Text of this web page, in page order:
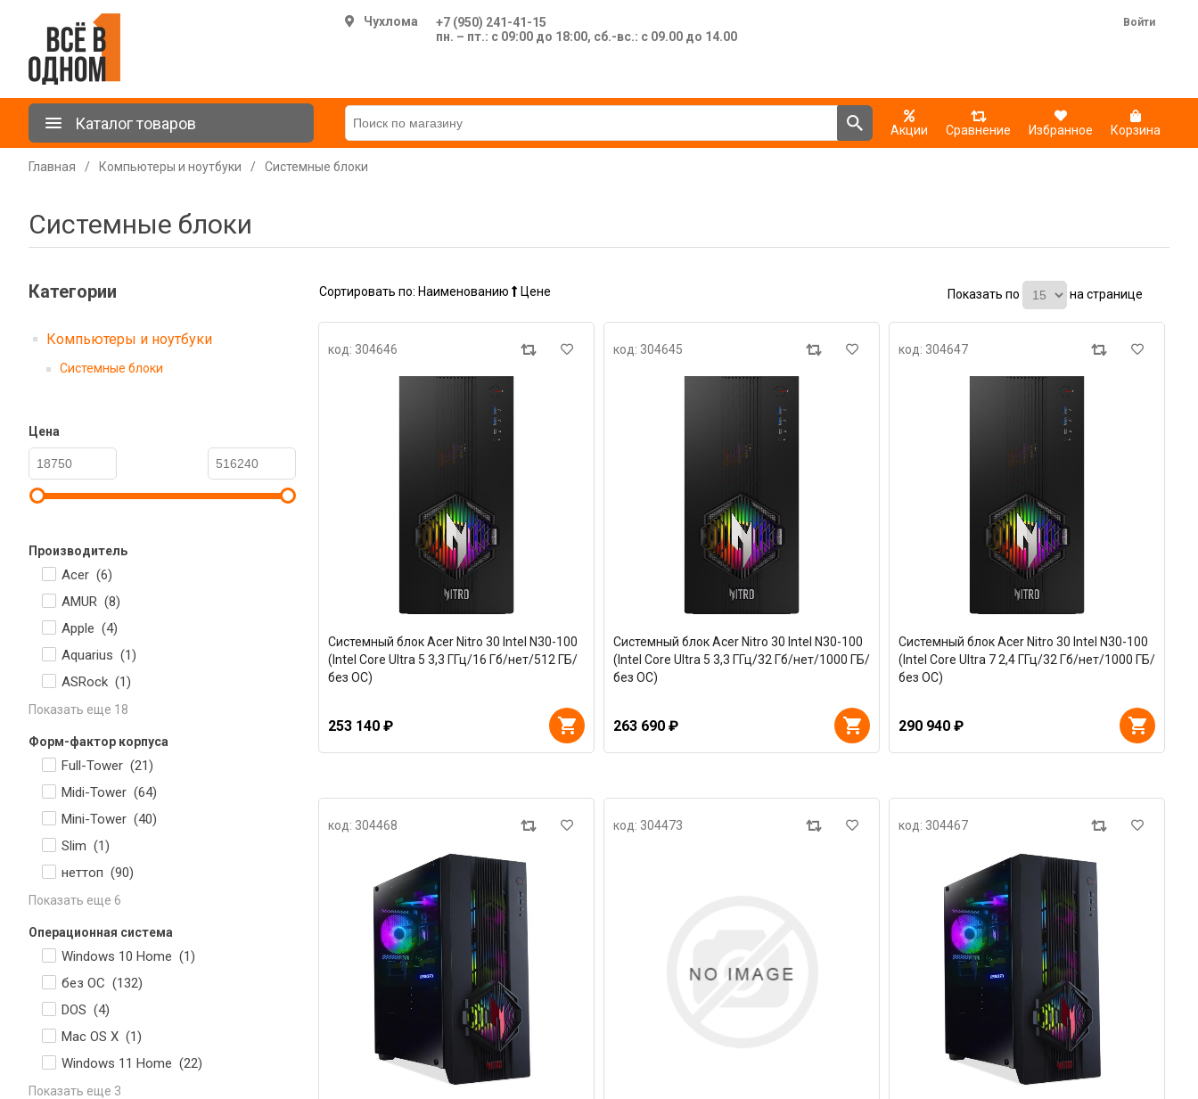
Чухлома
+7 (950) 241-41-15
пн. – пт.: с 09:00 до 18:00, сб.-вс.: с 09.00 до 14.00
Войти
Каталог товаров Акции Сравнение Избранное Корзина
Главная / Компьютеры и ноутбуки / Системные блоки
Системные блоки
Категории
Компьютеры и ноутбуки
Системные блоки
Цена
Производитель
Acer (6)
AMUR (8)
Apple (4)
Aquarius (1)
ASRock (1)
Показать еще 18
Форм-фактор корпуса
Full-Tower (21)
Midi-Tower (64)
Mini-Tower (40)
Slim (1)
неттоп (90)
Показать еще 6
Операционная система
Windows 10 Home (1)
без ОС (132)
DOS (4)
Mac OS X (1)
Windows 11 Home (22)
Показать еще 3
Сортировать по: Наименованию Цене Показать по на странице
код: 304646
Системный блок Acer Nitro 30 Intel N30-100
(Intel Core Ultra 5 3,3 ГГц/16 Гб/нет/512 ГБ/
без ОС)
253 140 ₽
код: 304645
Системный блок Acer Nitro 30 Intel N30-100
(Intel Core Ultra 5 3,3 ГГц/32 Гб/нет/1000 ГБ/
без ОС)
263 690 ₽
код: 304647
Системный блок Acer Nitro 30 Intel N30-100
(Intel Core Ultra 7 2,4 ГГц/32 Гб/нет/1000 ГБ/
без ОС)
290 940 ₽
код: 304468 код: 304473 код: 304467